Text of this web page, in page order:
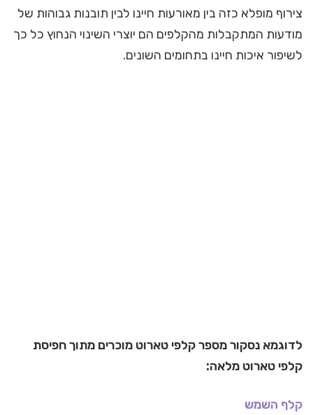
צירוף מופלא כזה בין מאורעות חיינו לבין תובנות גבוהות של
מודעות המתקבלות מהקלפים הם יוצרי השינוי הנחוץ כל כך
לשיפור איכות חיינו בתחומים השונים.
לדוגמא נסקור מספר קלפי טארוט מוכרים מתוךחפיסת
קלפי טארוט מלאה:
קלף השמש